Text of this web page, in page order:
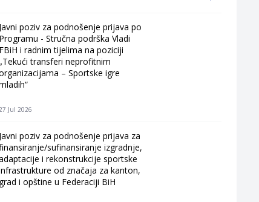
Javni poziv za podnošenje prijava po
Programu - Stručna podrška Vladi
FBiH i radnim tijelima na poziciji
„Tekući transferi neprofitnim
– Sportske igre
Jul 2026
Javni poziv za podnošenje prijava za
sufinansiranje izgradnje,
i rekonstrukcije sportske
od značaja za kanton,
grad i opštine u Federaciji BiH